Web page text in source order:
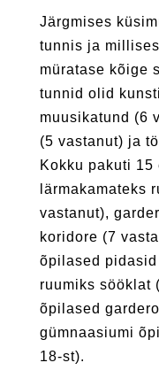
Järgmises
tunnis ja
müratase kõige
tunnid olid
muusikatund (6
(5 vastanut) ja
Kokku pakuti
lärmakamateks
vastanut),
koridore (7
õpilased
ruumiks sööklat
õpilased
gümnaasiumi
18-st).